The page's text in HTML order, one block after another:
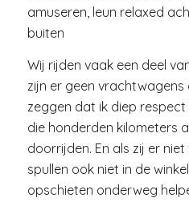
amuseren, leun relaxed
buiten
Wij rijden vaak een deel
zijn er geen vrachtwagens
zeggen dat ik diep
die honderden kilometers
doorrijden. En als zij er
spullen ook niet in de
opschieten onderweg